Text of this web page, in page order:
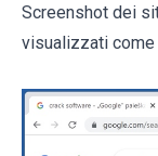
Screenshot dei
visualizzati come